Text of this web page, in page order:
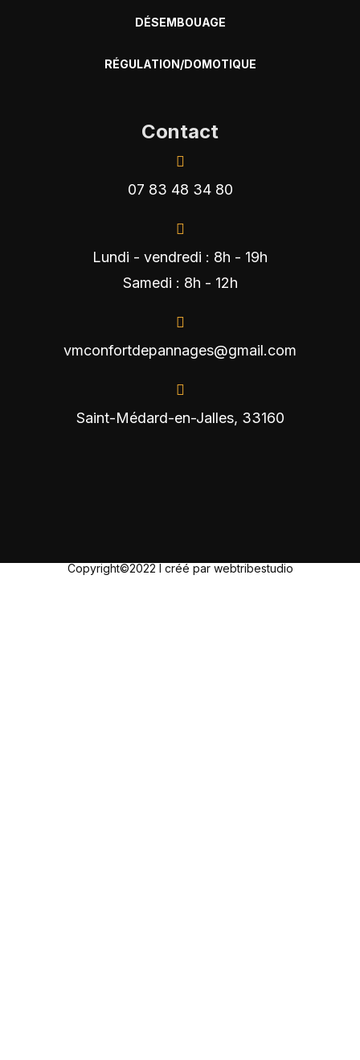
DÉSEMBOUAGE
RÉGULATION/DOMOTIQUE
Contact
07 83 48 34 80
Lundi - vendredi : 8h - 19h
Samedi : 8h - 12h
vmconfortdepannages@gmail.com
Saint-Médard-en-Jalles, 33160
Copyright©2022 I créé par webtribestudio